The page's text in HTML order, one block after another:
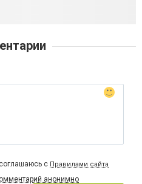
с Правилами сайта
анонимно